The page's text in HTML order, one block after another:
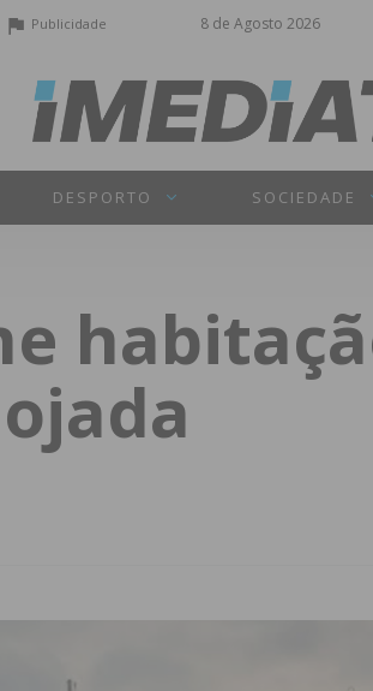
8 de Agosto 2026
Publicidade
DESPORTO SOCIEDADE